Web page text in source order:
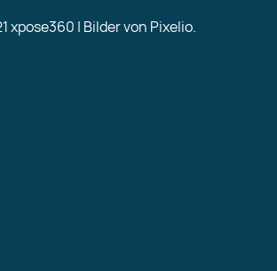
xpose360 | Bilder von Pixelio.